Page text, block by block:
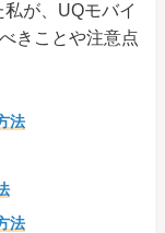
が、UQモバイ
きことや注意点
法
法